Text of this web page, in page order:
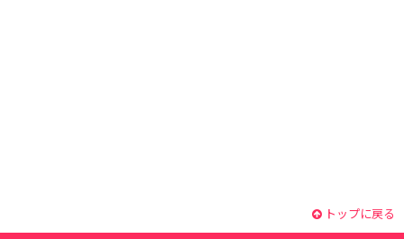
トップに戻る